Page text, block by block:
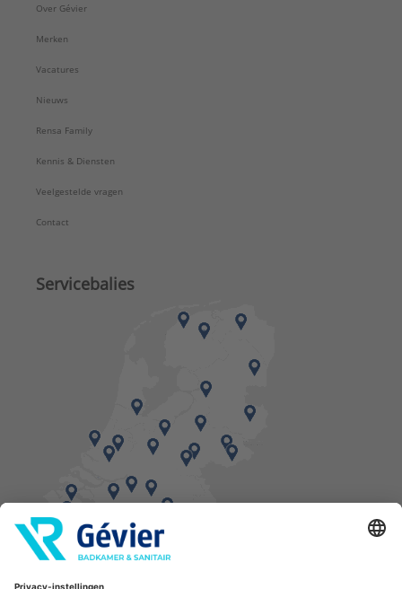
Over Gévier
Merken
Vacatures
Nieuws
Rensa Family
Kennis & Diensten
Veelgestelde vragen
Contact
Servicebalies
Vind een balie in de buurt